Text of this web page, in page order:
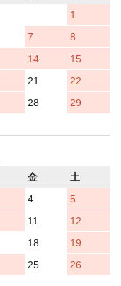
1
7
8
14
15
21
22
28
29
金
土
4
5
11
12
18
19
25
26